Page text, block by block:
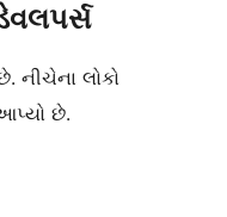
નીચેના લોકો
છે.